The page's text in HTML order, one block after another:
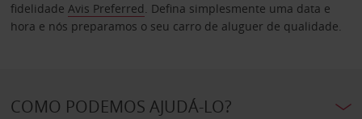
fidelidade Avis Preferred. Defina simplesmente uma data e
hora e nós preparamos o seu carro de aluguer de qualidade.
COMO PODEMOS AJUDÁ-LO?